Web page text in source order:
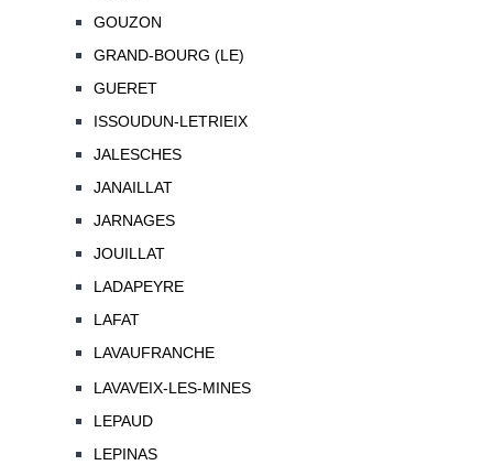
GOUZON
GRAND-BOURG (LE)
GUERET
ISSOUDUN-LETRIEIX
JALESCHES
JANAILLAT
JARNAGES
JOUILLAT
LADAPEYRE
LAFAT
LAVAUFRANCHE
LAVAVEIX-LES-MINES
LEPAUD
LEPINAS